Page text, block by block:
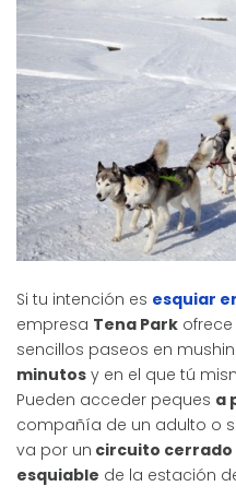
Si tu intención es esquiar
empresa Tena Park
sencillos paseos en
minutos y en el que tú
Pueden acceder peques a
compañía de un adulto o
va por un circuito
esquiable de la estación